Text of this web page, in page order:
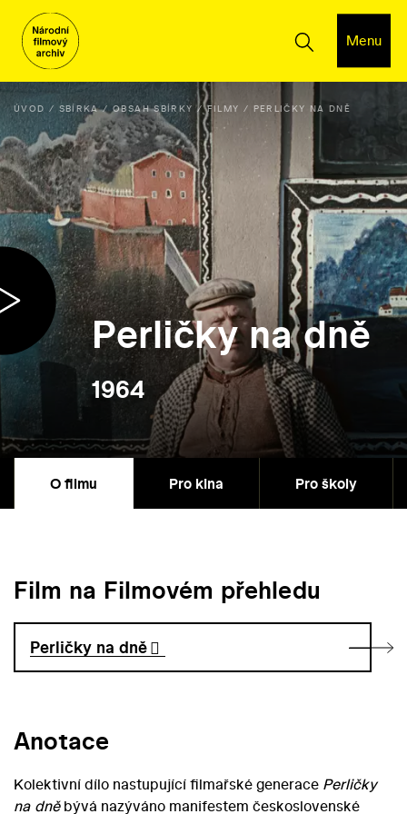
Menu
ÚVOD SBÍRKA OBSAH SBÍRKY FILMY PERLIČKY NA DNĚ
Perličky na dně
1964
O filmu Pro kina Pro školy
Film na Filmovém přehledu
Perličky na dně
Anotace
Kolektivní dílo nastupující filmařské generace Perličky
na dněbývá nazýváno manifestem československé